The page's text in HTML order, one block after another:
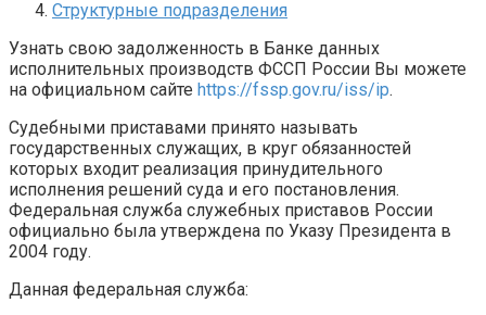
Структурные подразделения
Узнать свою задолженность в Банке данных
исполнительных производств ФССП России Вы можете
на официальном сайте https://fssp.gov.ru/iss/ip.
Судебными приставами принято называть
государственных служащих, в круг обязанностей
которых входит реализация принудительного
исполнения решений суда и его постановления.
Федеральная служба служебных приставов России
официально была утверждена по Указу Президента в
2004 году.
Данная федеральная служба: